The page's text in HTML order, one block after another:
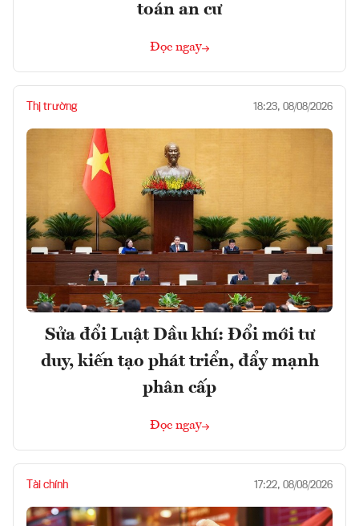
toán an cư
Đọc ngay
Thị trường 18:23, 08/08/2026
Sửa đổi Luật Dầu khí: Đổi mới tư
duy, kiến tạo phát triển, đẩy mạnh
phân cấp
Đọc ngay
Tài chính 17:22, 08/08/2026